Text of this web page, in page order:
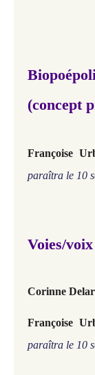
(concept
Françoise
paraîtra le 10
Voies/
Corinne
Françoise
paraîtra le 10